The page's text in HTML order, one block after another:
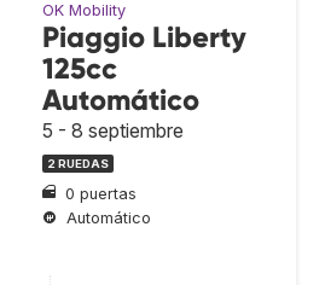
OK Mobility
Piaggio Liberty
125cc
Automático
5 - 8 septiembre
2 RUEDAS
0 puertas
Automático